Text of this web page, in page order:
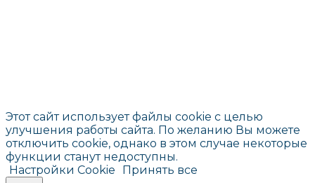
Этот сайт использует файлы cookie с целью
улучшения работы сайта. По желанию Вы можете
отключить cookie, однако в этом случае некоторые
функции станут недоступны.
Настройки Cookie
Принять все